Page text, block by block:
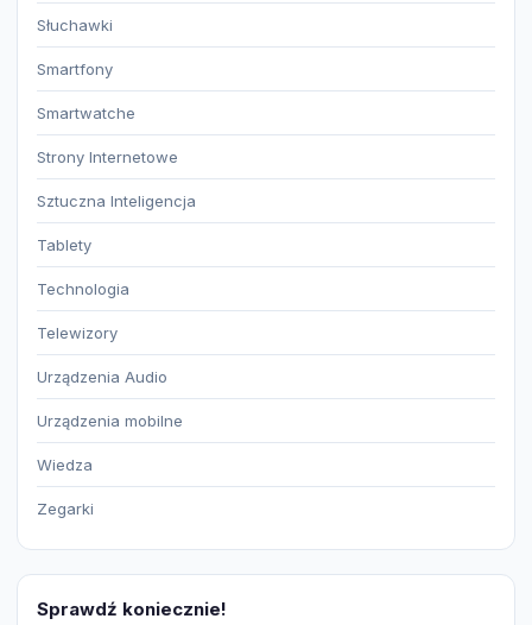
Słuchawki
Smartfony
Smartwatche
Strony Internetowe
Sztuczna Inteligencja
Tablety
Technologia
Telewizory
Urządzenia Audio
Urządzenia mobilne
Wiedza
Zegarki
Sprawdź koniecznie!